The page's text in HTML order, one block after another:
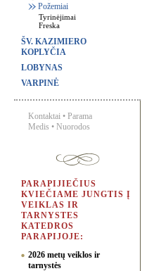
Požemiai
Tyrinėjimai
Freska
ŠV. KAZIMIERO
KOPLYČIA
LOBYNAS
VARPINĖ
Kontaktai • Parama
Medis • Nuorodos
PARAPIJIEČIUS
KVIEČIAME JUNGTIS Į
VEIKLAS IR
TARNYSTES
KATEDROS
PARAPIJOJE:
2026 metų veiklos ir
tarnystės